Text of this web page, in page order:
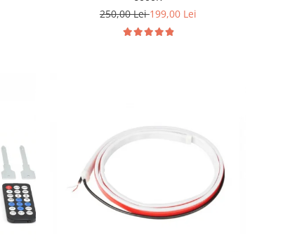
250,00 Lei199,00 Lei